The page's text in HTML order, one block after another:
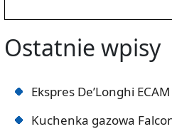
Ostatnie wpisy
Ekspres De’Longhi
Kuchenka gazowa